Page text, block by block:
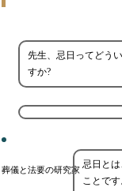
先生、忌日ってどう
すか?
葬儀と法要の研究家 忌日と
ことで